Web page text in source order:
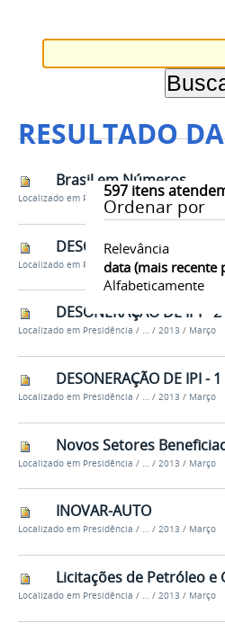
RESULTADO
597itens
Ordenar por
Relevância
data (mais recente
Alfabeticamente
Brasil em Números
Localizado em Presidência /… /2013 /Março
DESONERAÇÃO DE IPI - 3
Localizado em Presidência /…/2013 /Março
DESONERAÇÃO DE IPI - 2
Localizado em Presidência / … / 2013 / Março
DESONERAÇÃO DE IPI - 1
Localizado em Presidência / … / 2013 / Março
Novos Setores
Localizado em Presidência / … / 2013 / Março
INOVAR-AUTO
Localizado em Presidência / … / 2013 / Março
Licitações de Petróleo e
Localizado em Presidência / … / 2013 / Março